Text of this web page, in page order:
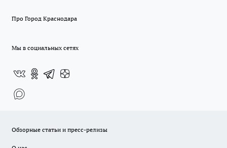
Про Город Краснодара
Мы в социальных сетях
Обзорные статьи и пресс-релизы